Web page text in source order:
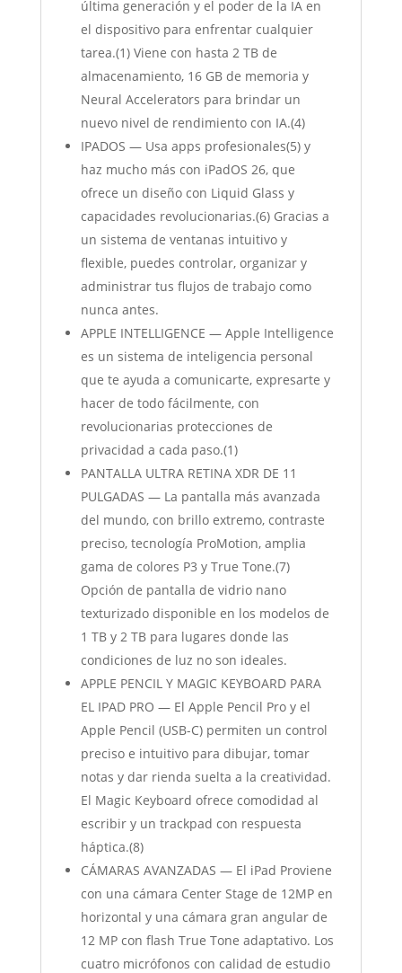
última generación y el poder de la IA en
el dispositivo para enfrentar cualquier
tarea.(1) Viene con hasta 2 TB de
almacenamiento, 16 GB de memoria y
Neural Accelerators para brindar un
nuevo nivel de rendimiento con IA.(4)
IPADOS — Usa apps profesionales(5) y
haz mucho más con iPadOS 26, que
ofrece un diseño con Liquid Glass y
capacidades revolucionarias.(6) Gracias a
un sistema de ventanas intuitivo y
flexible, puedes controlar, organizar y
administrar tus flujos de trabajo como
nunca antes.
APPLE INTELLIGENCE — Apple Intelligence
es un sistema de inteligencia personal
que te ayuda a comunicarte, expresarte y
hacer de todo fácilmente, con
revolucionarias protecciones de
privacidad a cada paso.(1)
PANTALLA ULTRA RETINA XDR DE 11
PULGADAS — La pantalla más avanzada
del mundo, con brillo extremo, contraste
preciso, tecnología ProMotion, amplia
gama de colores P3 y True Tone.(7)
Opción de pantalla de vidrio nano
texturizado disponible en los modelos de
1 TB y 2 TB para lugares donde las
condiciones de luz no son ideales.
APPLE PENCIL Y MAGIC KEYBOARD PARA
EL IPAD PRO — El Apple Pencil Pro y el
Apple Pencil (USB-C) permiten un control
preciso e intuitivo para dibujar, tomar
notas y dar rienda suelta a la creatividad.
El Magic Keyboard ofrece comodidad al
escribir y un trackpad con respuesta
háptica.(8)
CÁMARAS AVANZADAS — El iPad Proviene
con una cámara Center Stage de 12MP en
horizontal y una cámara gran angular de
12 MP con flash True Tone adaptativo. Los
cuatro micrófonos con calidad de estudio